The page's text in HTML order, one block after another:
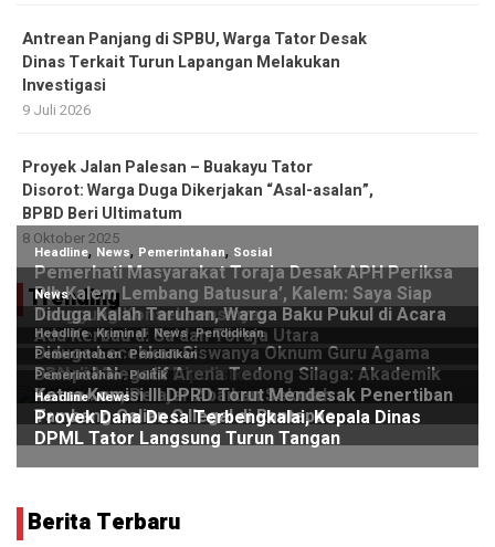
Antrean Panjang di SPBU, Warga Tator Desak
Dinas Terkait Turun Lapangan Melakukan
Investigasi
9 Juli 2026
Proyek Jalan Palesan – Buakayu Tator
Disorot: Warga Duga Dikerjakan “Asal-asalan”,
BPBD Beri Ultimatum
8 Oktober 2025
Trending
Berita Terbaru